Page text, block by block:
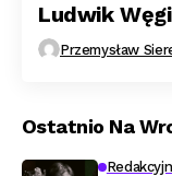
Ludwik
Przemysław
Ostatnio Na